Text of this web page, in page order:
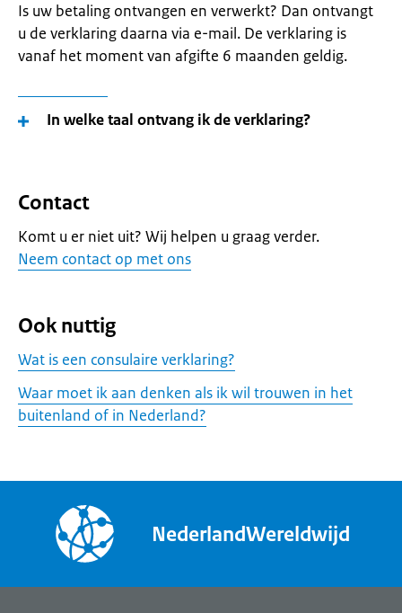
Is uw betaling ontvangen en verwerkt? Dan ontvangt
u de verklaring daarna via e-mail. De verklaring is
vanaf het moment van afgifte 6 maanden geldig.
In welke taal ontvang ik de verklaring?
Contact
Komt u er niet uit? Wij helpen u graag verder.
Neem contact op met ons
Ook nuttig
Wat is een consulaire verklaring?
Waar moet ik aan denken als ik wil trouwen in het
buitenland of in Nederland?
NederlandWereldwijd